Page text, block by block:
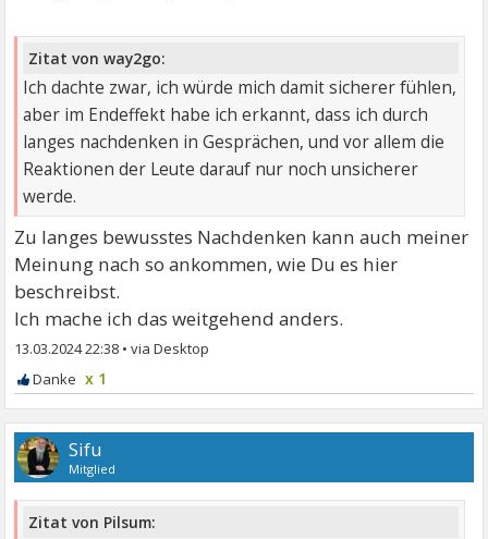
Zitat von way2go:
Ich dachte zwar, ich würde mich damit sicherer fühlen,
aber im Endeffekt habe ich erkannt, dass ich durch
langes nachdenken in Gesprächen, und vor allem die
Reaktionen der Leute darauf nur noch unsicherer
werde.
Zu langes bewusstes Nachdenken kann auch meiner
Meinung nach so ankommen, wie Du es hier
beschreibst.
Ich mache ich das weitgehend anders.
13.03.2024 22:38 •
x 1
Sifu
Mitglied
Zitat von Pilsum: